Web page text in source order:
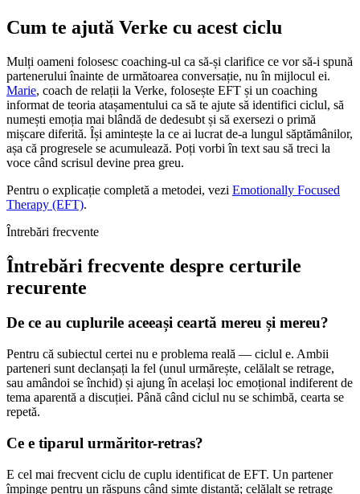
Cum te ajută Verke cu acest ciclu
Mulți oameni folosesc coaching-ul ca să-și clarifice ce vor să-i spună
partenerului înainte de următoarea conversație, nu în mijlocul ei.
Marie, coach de relații la Verke, folosește EFT și un coaching
informat de teoria atașamentului ca să te ajute să identifici ciclul, să
numești emoția mai blândă de dedesubt și să exersezi o primă
mișcare diferită. Își amintește la ce ai lucrat de-a lungul săptămânilor,
așa că progresele se acumulează. Poți vorbi în text sau să treci la
voce când scrisul devine prea greu.
Pentru o explicație completă a metodei, vezi Emotionally Focused
Therapy (EFT).
Întrebări frecvente
Întrebări frecvente despre certurile
recurente
De ce au cuplurile aceeași ceartă mereu și mereu?
Pentru că subiectul certei nu e problema reală — ciclul e. Ambii
parteneri sunt declanșați la fel (unul urmărește, celălalt se retrage,
sau amândoi se închid) și ajung în același loc emoțional indiferent de
tema aparentă a discuției. Până când ciclul nu se schimbă, cearta se
repetă.
Ce e tiparul urmăritor-retras?
E cel mai frecvent ciclu de cuplu identificat de EFT. Un partener
împinge pentru un răspuns când simte distanță; celălalt se retrage